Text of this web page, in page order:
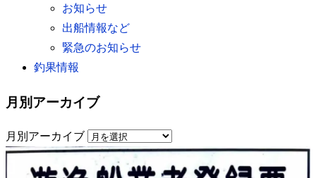
お知らせ
出船情報など
緊急のお知らせ
釣果情報
月別アーカイブ
月別アーカイブ